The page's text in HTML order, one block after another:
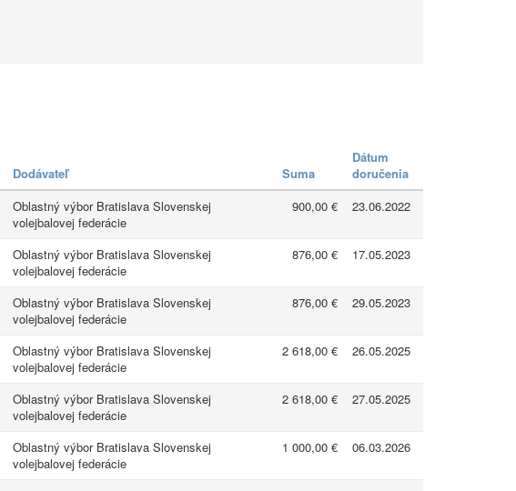
Dodávateľ Suma
Dátum
doručenia
Oblastný výbor Bratislava Slovenskej
volejbalovej federácie
900,00 € 23.06.2022
Oblastný výbor Bratislava Slovenskej
volejbalovej federácie
876,00 € 17.05.2023
Oblastný výbor Bratislava Slovenskej
volejbalovej federácie
876,00 € 29.05.2023
Oblastný výbor Bratislava Slovenskej
volejbalovej federácie
2 618,00 € 26.05.2025
Oblastný výbor Bratislava Slovenskej
volejbalovej federácie
2 618,00 € 27.05.2025
Oblastný výbor Bratislava Slovenskej
volejbalovej federácie
1 000,00 € 06.03.2026